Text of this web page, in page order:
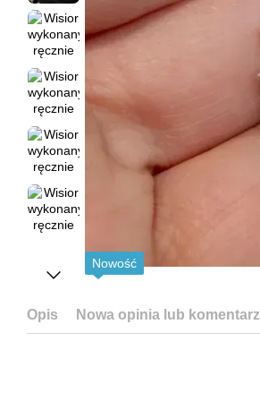
Nowość
Opis Nowa opinia lub komentarz